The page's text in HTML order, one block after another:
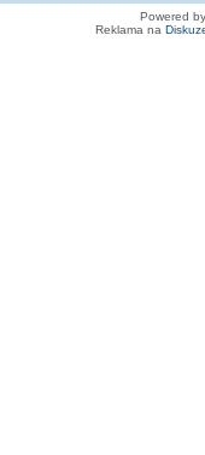
Powered
Reklama na